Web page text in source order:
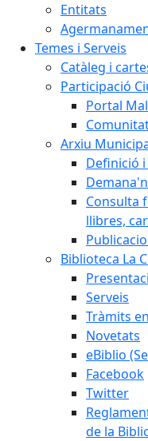
Entitats
Temes i Serveis
Catàleg i
Participació
Portal
Arxiu
Definició
Consulta
llibres,
Biblioteca La
Serveis
Tràmits
Novetats
eBiblio
Facebook
Twitter
de la